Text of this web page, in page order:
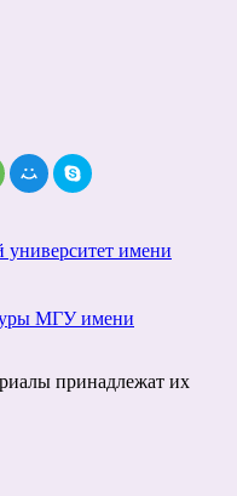
университет имени
МГУ имени
принадлежат их